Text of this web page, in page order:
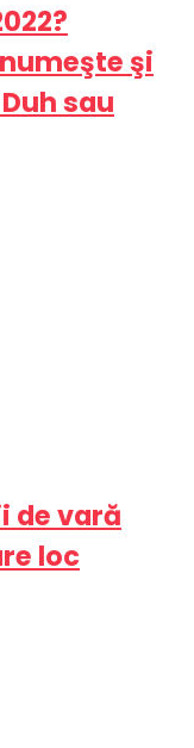
şi
sau
de vară
loc